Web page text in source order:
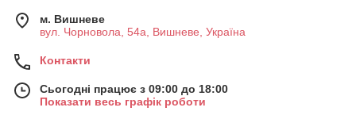
м. Вишневе
вул. Чорновола, 54а, Вишневе, Україна
Контакти
Сьогодні працює з 09:00 до 18:00
Показати весь графік роботи